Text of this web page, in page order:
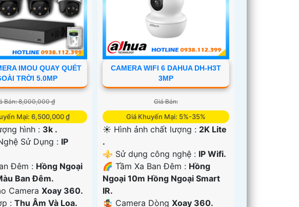
IMOU QUAY QUÉT
TRỜI 5.0MP
Bán: 8,000,000 ₫
Mại: 6,500,000 ₫
hình : 3k .
Sử Dụng : IP
Đêm : Hồng Ngoại
Ban Ðêm.
Camera Xoay 360.
: Thu Âm Và Loa.
CAMERA WIFI 6 DAHUA DH-H3T
3MP
Giá Bán:
Giá Khuyến Mại: 5%-35%
☀️ Hình ảnh chất lượng : 2K Lite
.
⚜️ Sử dụng công nghệ : IP Wifi.
🌈 Tầm Xa Ban Đêm : Hồng
Ngoại 10m Hồng Ngoại Smart
IR.
🤹 Camera DòngXoay 360.